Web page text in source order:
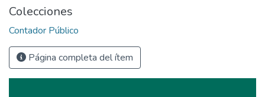
Colecciones
Contador Público
Página completa del ítem